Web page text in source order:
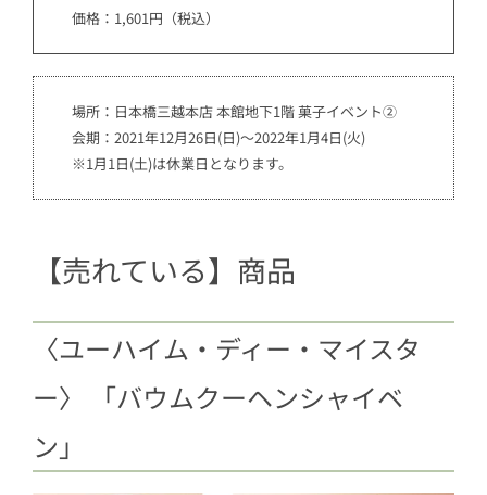
価格：1,601円（税込）
場所：日本橋三越本店 本館地下1階 菓子イベント②
会期：2021年12月26日(日)～2022年1月4日(火)
※1月1日(土)は休業日となります。
【売れている】商品
〈ユーハイム・ディー・マイスタ
ー〉 「バウムクーヘンシャイベ
ン」